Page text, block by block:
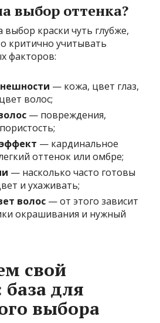
выбор оттенка?
выбор краски чуть глубже,
критично учитывать
факторов:
— кожа, цвет глаз,
волос;
— повреждения,
— кардинальное
оттенок или омбре;
— насколько часто готовы
и ухаживать;
волос — от этого зависит
окрашивания и нужный
свой
для
выбора